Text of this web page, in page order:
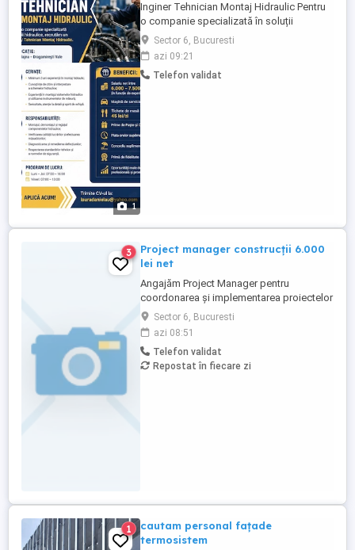
1
Inginer Tehnician Montaj Hidraulic Pentru
o companie specializată în soluții
hidraulice, recrutăm un Inginer Tehnician
Montaj Hidraulic. Locație: Chiajna
Dragomirești Vale Cerințe: * Minimum 3 ani
experiență în montaj hidraulic; *
Sector 6, Bucuresti
azi 09:21
Telefon validat
3
Project manager construcții 6.000
lei net
Angajăm Project Manager pentru
coordonarea și implementarea proiectelor
aflate în execuție și dezvoltare. Căutăm o
persoană organizată, responsabilă și
orientată către rezultate, care să asigure
buna desfășurare a proiectelor și
respectarea termenelor stabilite.
Sector 6, Bucuresti
azi 08:51
Telefon validat
Repostat în fiecare zi
1
cautam personal fațade
termosistem